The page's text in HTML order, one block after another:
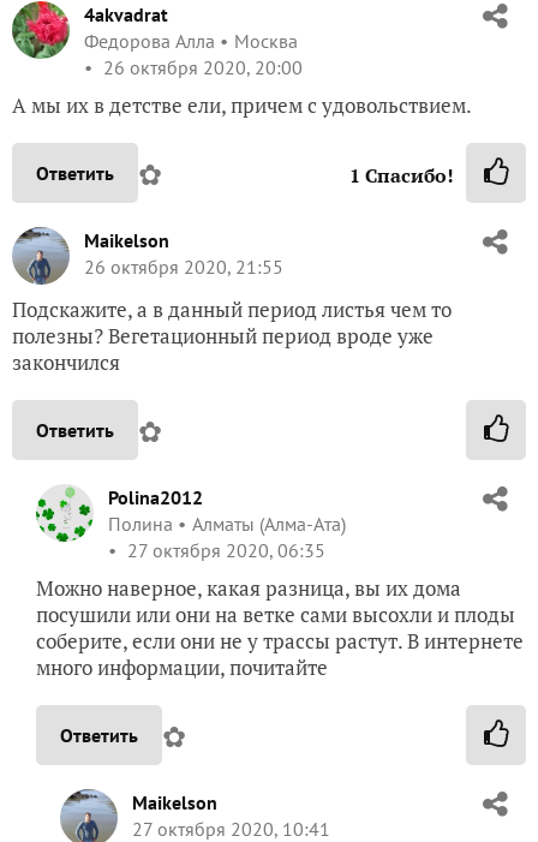
4akvadrat
Федорова Алла
Москва
26 октября 2020, 20:00
А мы их в детстве ели, причем с удовольствием.
Ответить ✿ 1 Спасибо!
Maikelson
26 октября 2020, 21:55
Подскажите, а в данный период листья чем то
полезны? Вегетационный период вроде уже
закончился
Ответить ✿
Polina2012
Полина
Алматы (Алма-Ата)
27 октября 2020, 06:35
Можно наверное, какая разница, вы их дома
посушили или они на ветке сами высохли и плоды
соберите, если они не у трассы растут. В интернете
много информации, почитайте
Ответить ✿
Maikelson
27 октября 2020, 10:41